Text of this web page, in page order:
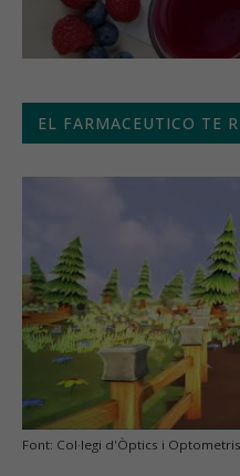
EL FARMACEUTICO TE
Font: Col·legi d'Òptics i